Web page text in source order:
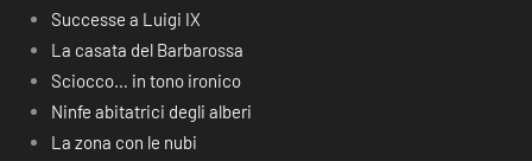
Successe a Luigi IX
La casata del Barbarossa
Sciocco… in tono ironico
Ninfe abitatrici degli alberi
La zona con le nubi